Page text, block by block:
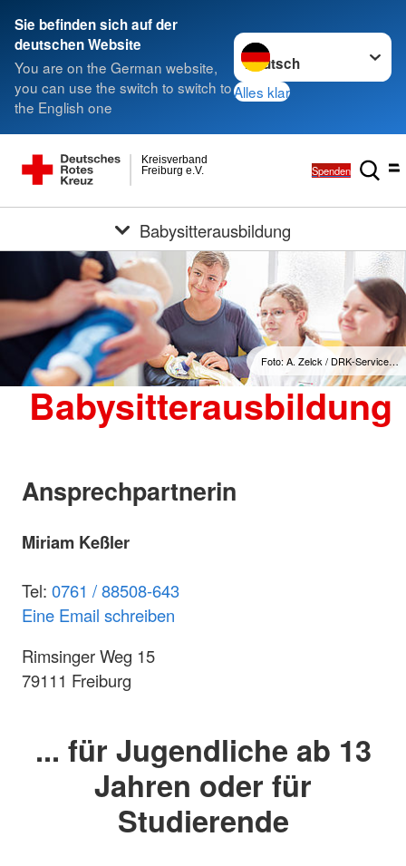
Sie befinden sich auf der
deutschen Website
You are on the German website,
you can use the switch to switch to
the English one
Sprache wechseln zu
Alles klar
Freiburg e.V.
Kreisverband
Spenden
Babysitterausbildung
Foto: A. Zelck / DRK-Service…
Babysitterausbildung
Ansprechpartnerin
Miriam Keßler
Tel: 0761 / 88508-643
Eine Email schreiben
Rimsinger Weg 15
79111 Freiburg
... für Jugendliche ab 13
Jahren oder für
Studierende